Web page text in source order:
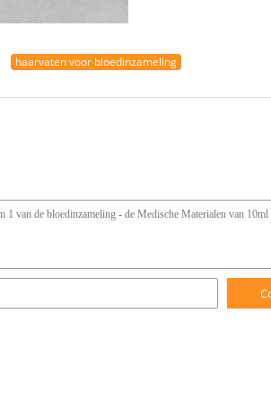
haarvaten voor bloedinzameling